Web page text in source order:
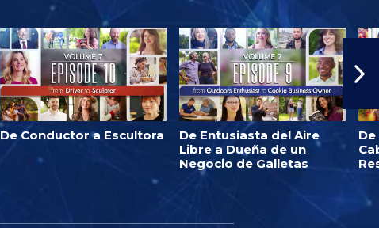
De Conductor a Escultora
De Entusiasta del Aire
Libre a Dueña de un
Negocio de Galletas